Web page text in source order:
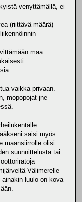
venyttämällä, ei
(riittävä määrä)
maa
vaikka privaan.
mopopojat jne
saisi myös
maansiirrolle olisi
suunnittelusta tai
Välimerelle
luulo on kova